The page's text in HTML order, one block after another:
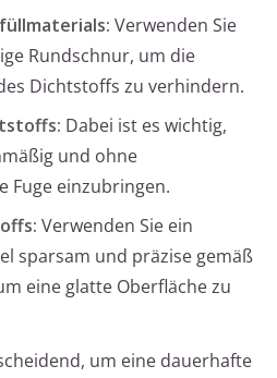
Verwenden Sie
Rundschnur, um die
Dichtstoffs zu verhindern.
Dabei ist es wichtig,
und ohne
Fuge einzubringen.
Verwenden Sie ein
sparsam und präzise gemäß
eine glatte Oberfläche zu
um eine dauerhafte